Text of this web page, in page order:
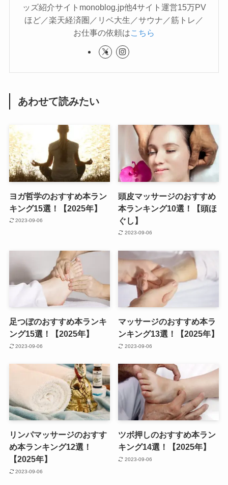
ッズ紹介サイトmonoblog.jp他4サイト運営15万PV
ほど／楽天経済圏／リベ大生／サウナ／筋トレ／
お仕事の依頼はこちら
あわせて読みたい
ヨガ哲学のおすすめ本ラン
キング15選！【2025年】
2023-09-06
頭皮マッサージのおすすめ
本ランキング10選！【頭ほ
ぐし】
2023-09-06
足つぼのおすすめ本ランキ
ング15選！【2025年】
2023-09-06
マッサージのおすすめ本ラ
ンキング13選！【2025年】
2023-09-06
リンパマッサージのおすす
め本ランキング12選！
【2025年】
2023-09-06
ツボ押しのおすすめ本ラン
キング14選！【2025年】
2023-09-06